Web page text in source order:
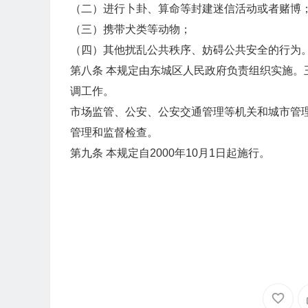
（二）进行卜卦、算命等封建迷信活动或者赌博
（三）携带犬类等动物；
（四）其他扰乱公共秩序、妨碍公共安全的行为
第八条 本规定由东城区人民政府负责组织实施
调工作。
市场监管、公安、公安交通管理等机关和城市
管理和监督检查。
第九条 本规定自2000年10月1日起施行。